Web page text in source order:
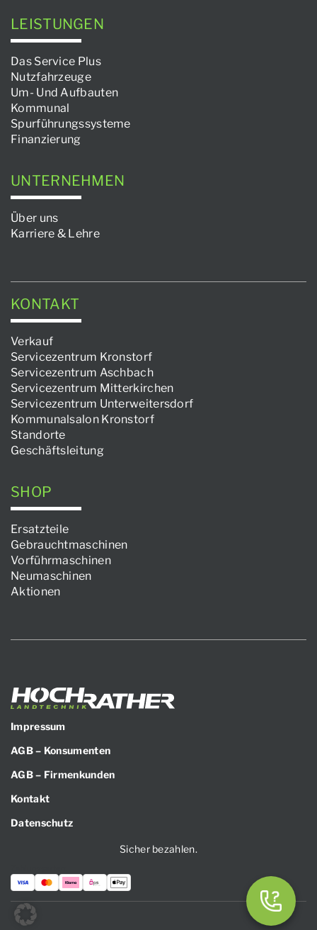
LEISTUNGEN
Das Service Plus
Nutzfahrzeuge
Um- Und Aufbauten
Kommunal
Spurführungssysteme
Finanzierung
UNTERNEHMEN
Über uns
Karriere & Lehre
KONTAKT
Verkauf
Servicezentrum Kronstorf
Servicezentrum Aschbach
Servicezentrum Mitterkirchen
Servicezentrum Unterweitersdorf
Kommunalsalon Kronstorf
Standorte
Geschäftsleitung
SHOP
Ersatzteile
Gebrauchtmaschinen
Vorführmaschinen
Neumaschinen
Aktionen
Impressum
AGB – Konsumenten
AGB – Firmenkunden
Kontakt
Datenschutz
Sicher bezahlen.